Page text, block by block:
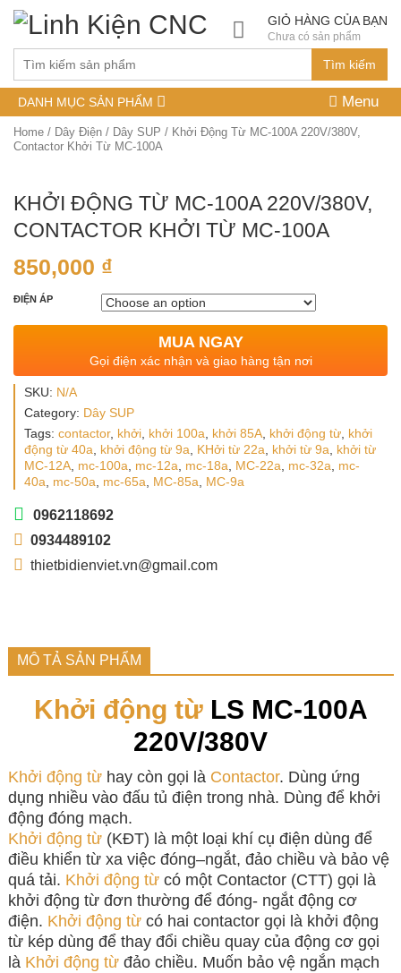
Tìm kiếm
GIỎ HÀNG CỦA BẠN
Chưa có sản phẩm
DANH MỤC SẢN PHẨM Menu
Home / Dây Điện / Dây SUP / Khởi Động Từ MC-100A 220V/380V,
Contactor Khởi Từ MC-100A
KHỞI ĐỘNG TỪ MC-100A 220V/380V,
CONTACTOR KHỞI TỪ MC-100A
850,000 ₫
ĐIỆN ÁP
MUA NGAY
Gọi điện xác nhận và giao hàng tận nơi
SKU: N/A
Category: Dây SUP
Tags: contactor, khởi, khởi 100a, khởi 85A, khởi động từ, khởi
động từ 40a, khởi động từ 9a, KHởi từ 22a, khởi từ 9a, khởi từ
MC-12A, mc-100a, mc-12a, mc-18a, MC-22a, mc-32a, mc-
40a, mc-50a, mc-65a, MC-85a, MC-9a
0962118692
0934489102
thietbidienviet.vn@gmail.com
MÔ TẢ SẢN PHẨM
Khởi động từLS MC-100A
220V/380V
Khởi động từhay còn gọi là Contactor. Dùng ứng
dụng nhiều vào đấu tủ điện trong nhà. Dùng để khởi
động đóng mạch.
Khởi động từ(KĐT) là một loại khí cụ điện dùng để
điều khiển từ xa việc đóng–ngắt, đảo chiều và bảo vệ
quá tải. Khởi động từcó một Contactor (CTT) gọi là
khởi động từ đơn thường để đóng- ngắt động cơ
điện. Khởi động từcó hai contactor gọi là khởi động
từ kép dùng để thay đổi chiều quay của động cơ gọi
là Khởi động từđảo chiều. Muốn bảo vệ ngắn mạch